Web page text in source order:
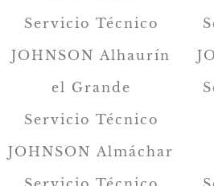
Servicio Técnico
JOHNSON Alhaurín
el Grande
Servicio Técnico
JOHNSON Almáchar